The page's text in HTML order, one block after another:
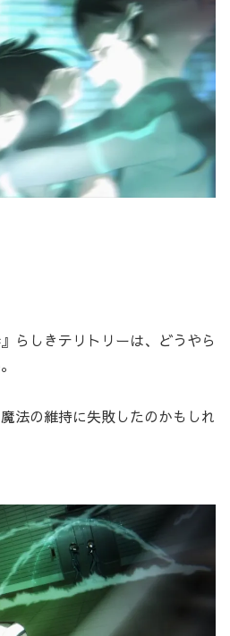
らしきテリトリーは、どうやら
法の維持に失敗したのかもしれ